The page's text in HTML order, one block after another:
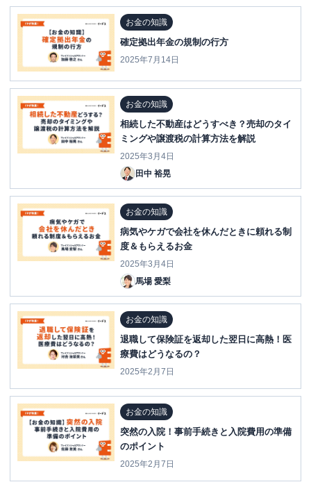
お金の知識
確定拠出年金の規制の行方
2025年7月14日
お金の知識
相続した不動産はどうすべき？売却のタイ
ミングや譲渡税の計算方法を解説
2025年3月4日
田中 裕晃
お金の知識
病気やケガで会社を休んだときに頼れる制
度＆もらえるお金
2025年3月4日
馬場 愛梨
お金の知識
退職して保険証を返却した翌日に高熱！医
療費はどうなるの？
2025年2月7日
お金の知識
突然の入院！事前手続きと入院費用の準備
のポイント
2025年2月7日